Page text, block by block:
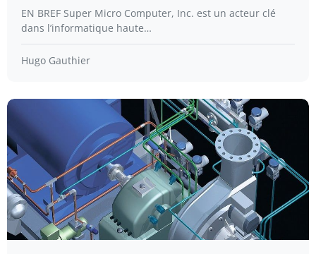
EN BREF Super Micro Computer, Inc. est un acteur clé
dans l’informatique haute…
Hugo Gauthier